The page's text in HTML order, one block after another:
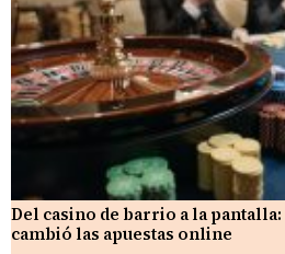
Del casino de barrio a la
cambió las apuestas online